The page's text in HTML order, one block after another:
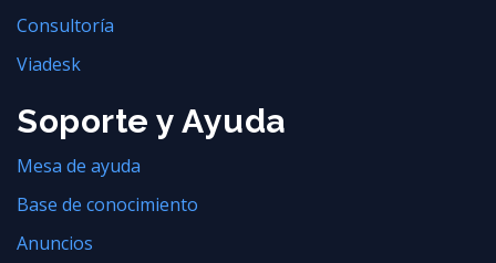
Consultoría
Viadesk
Soporte y Ayuda
Mesa de ayuda
Base de conocimiento
Anuncios